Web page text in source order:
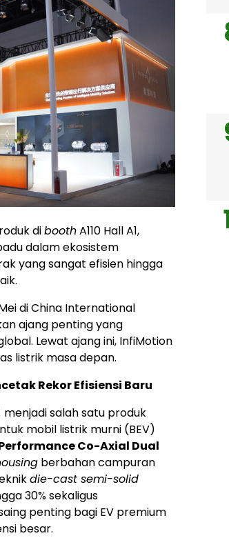
diboothA110 Hall A1,
dalam ekosistem
yang sangat efisien hingga
di China International
ajang penting yang
Lewat ajang ini, InfiMotion
listrik masa depan.
Rekor Efisiensi Baru
menjadi salah satu produk
mobil listrik murni (BEV)
Co-Axial Dual
berbahan campuran
die-cast semi-solid
30% sekaligus
penting bagi EV premium
besar.